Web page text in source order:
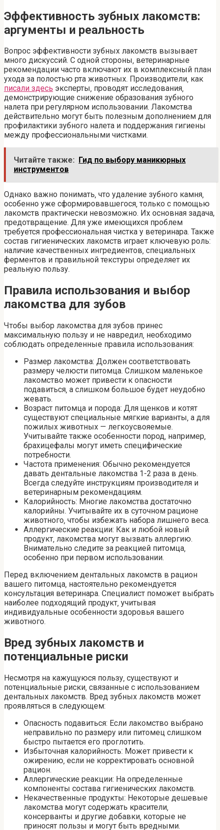
Эффективность зубных лакомств:
аргументы и реальность
Вопрос эффективности зубных лакомств вызывает
много дискуссий. С одной стороны‚ ветеринарные
рекомендации часто включают их в комплексный план
ухода за полостью рта животных. Производители‚ как
писали здесь эксперты‚ проводят исследования‚
демонстрирующие снижение образования зубного
налета при регулярном использовании. Лакомства
действительно могут быть полезным дополнением для
профилактики зубного налета и поддержания гигиены
между профессиональными чистками.
Читайте также:
Гид по выбору маникюрных
инструментов
Однако важно понимать‚ что удаление зубного камня‚
особенно уже сформировавшегося‚ только с помощью
лакомств практически невозможно. Их основная задача,
предотвращение. Для уже имеющихся проблем
требуется профессиональная чистка у ветеринара. Также
состав гигиенических лакомств играет ключевую роль:
наличие качественных ингредиентов‚ специальных
ферментов и правильной текстуры определяет их
реальную пользу.
Правила использования и выбор
лакомства для зубов
Чтобы выбор лакомства для зубов принес
максимальную пользу и не навредил‚ необходимо
соблюдать определенные правила использования:
Размер лакомства: Должен соответствовать
размеру челюсти питомца. Слишком маленькое
лакомство может привести к опасности
подавиться‚ а слишком большое будет неудобно
жевать.
Возраст питомца и порода: Для щенков и котят
существуют специальные мягкие варианты‚ а для
пожилых животных — легкоусвояемые.
Учитывайте также особенности пород‚ например‚
брахицефалы могут иметь специфические
потребности.
Частота применения: Обычно рекомендуется
давать дентальные лакомства 1-2 раза в день.
Всегда следуйте инструкциям производителя и
ветеринарным рекомендациям.
Калорийность: Многие лакомства достаточно
калорийны. Учитывайте их в суточном рационе
животного‚ чтобы избежать набора лишнего веса.
Аллергические реакции: Как и любой новый
продукт‚ лакомства могут вызвать аллергию.
Внимательно следите за реакцией питомца‚
особенно при первом использовании.
Перед включением дентальных лакомств в рацион
вашего питомца‚ настоятельно рекомендуется
консультация ветеринара. Специалист поможет выбрать
наиболее подходящий продукт‚ учитывая
индивидуальные особенности здоровья вашего
животного.
Вред зубных лакомств и
потенциальные риски
Несмотря на кажущуюся пользу‚ существуют и
потенциальные риски‚ связанные с использованием
дентальных лакомств. Вред зубных лакомств может
проявляться в следующем:
Опасность подавиться: Если лакомство выбрано
неправильно по размеру или питомец слишком
быстро пытается его проглотить.
Избыточная калорийность: Может привести к
ожирению‚ если не корректировать основной
рацион.
Аллергические реакции: На определенные
компоненты состава гигиенических лакомств.
Некачественные продукты: Некоторые дешевые
лакомства могут содержать красители‚
консерванты и другие добавки‚ которые не
приносят пользы и могут быть вредными.